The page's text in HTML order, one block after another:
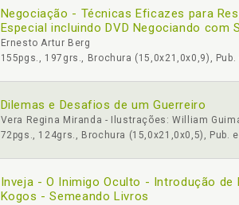
Negociação - Técnicas Eficazes para
Especial incluindo DVD Negociando com
Ernesto Artur Berg
155pgs., 197grs., Brochura (15,0x21,0x0,9),
Dilemas e Desafios de um Guerreiro
Vera Regina Miranda - Ilustrações: William
72pgs., 124grs., Brochura (15,0x21,0x0,5), Pub.
Inveja - O Inimigo Oculto - Introdução
Kogos - Semeando Livros